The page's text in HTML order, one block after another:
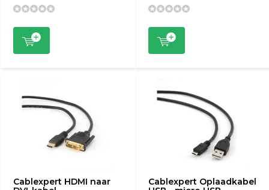
Cablexpert HDMI naar
Cablexpert Oplaadkabel